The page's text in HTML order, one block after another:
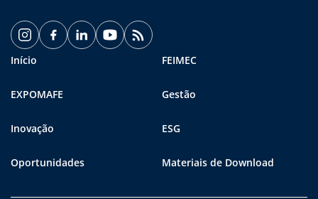
Início FEIMEC
EXPOMAFE Gestão
Inovação ESG
Oportunidades Materiais de Download